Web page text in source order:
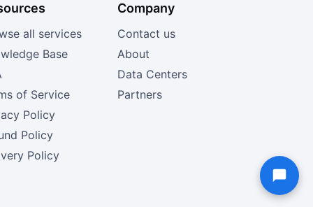
all services
Base
of Service
Policy
Policy
Policy
Company
Contact us
About
Data Centers
Partners